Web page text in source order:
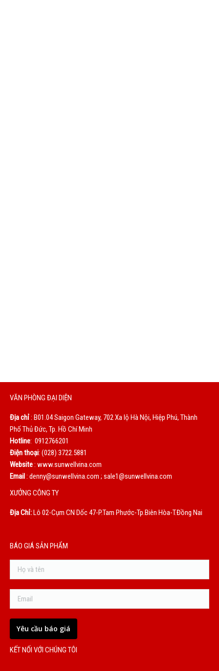
VĂN PHÒNG ĐẠI DIỆN
Địa chỉ: B01.04 Saigon Gateway, 702 Xa lộ Hà Nội, Hiệp Phú, Thành
Phố Thủ Đức, Tp. Hồ Chí Minh
Hotline: 0912766201
Điện thoại: (028) 3722.5881
Website: www.sunwellvina.com
Email: denny@sunwellvina.com ; sale1@sunwellvina.com
XƯỞNG CÔNG TY
Địa Chỉ:Lô 02-Cụm CN Dốc 47-P.Tam Phước-Tp.Biên Hòa-T.Đồng Nai
BÁO GIÁ SẢN PHẨM
KẾT NỐI VỚI CHÚNG TÔI